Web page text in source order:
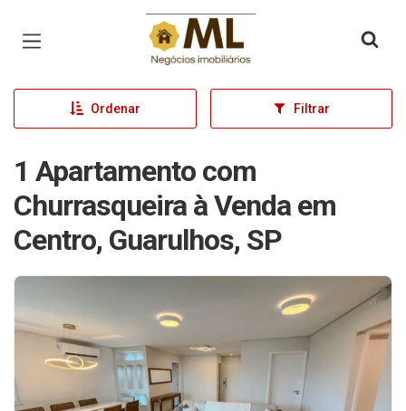
Página inicial
Ordenar Filtrar
1 Apartamento com
Churrasqueira à Venda em
Centro, Guarulhos, SP